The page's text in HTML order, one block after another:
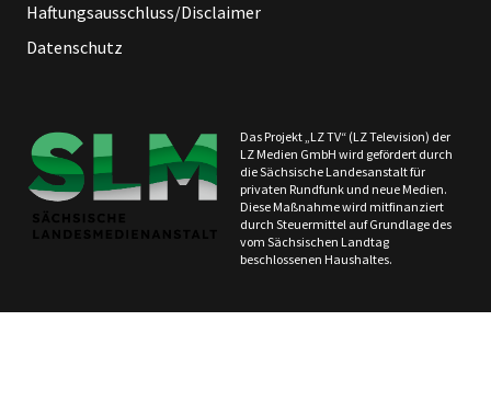
Haftungsausschluss/Disclaimer
Datenschutz
Das Projekt „LZ TV“ (LZ Television) der
LZ Medien GmbH wird gefördert durch
die Sächsische Landesanstalt für
privaten Rundfunk und neue Medien.
Diese Maßnahme wird mitfinanziert
durch Steuermittel auf Grundlage des
vom Sächsischen Landtag
beschlossenen Haushaltes.